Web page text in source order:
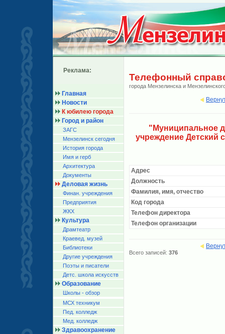
Реклама:
Главная
Новости
К юбилею города
Город и район
ЗАГС
Мензелинск сегодня
История города
Имя и герб
Архитектура
Документы
Деловая жизнь
Финан. учреждения
Предприятия
ЖКХ
Культура
Драмтеатр
Краевед. музей
Библиотеки
Другие учреждения
Поэты и писатели
Детс. школа искусств
Образование
Школы - обзор
МСХ техникум
Пед. колледж
Мед. колледж
Здравоохранение
Телефонный
города Мензелинска и
"Муниципальное
учреждение Детский
Адрес
Должность
Фамилия, имя, отчество
Код города
Телефон директора
Телефон организации
Всего записей: 376